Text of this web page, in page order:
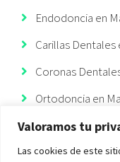
Valoramos tu
Las cookies de este
Endodoncia en
Carillas Dentales
Coronas
Ortodoncia en
Ortodoncia
Implantes